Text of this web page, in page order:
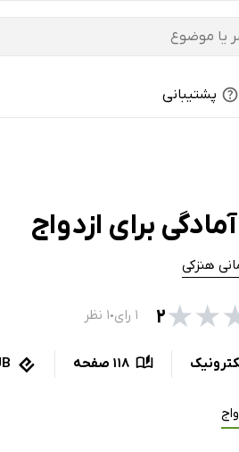
پشتیبانی
برای ازدواج
هنزکی
★
★۲ ۱ رای ● ۱ نظر
118 صفحه